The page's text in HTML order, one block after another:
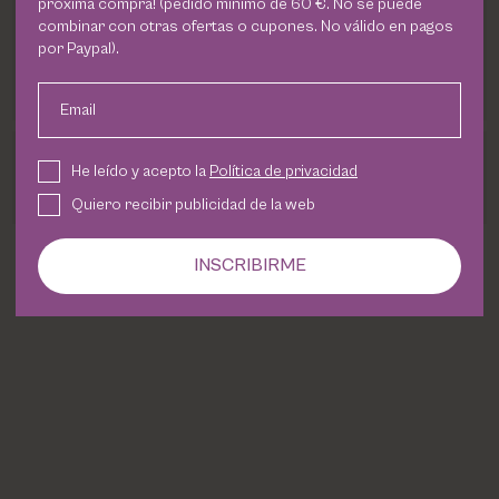
Bienvenida
combinar con otras ofertas o cupones. No válido en pagos
por Paypal).
Email
He leído y acepto la Política de privacidad
Quiero recibir publicidad de la web
INSCRIBIRME
PHARM FOOT
VICTORIA VYNN